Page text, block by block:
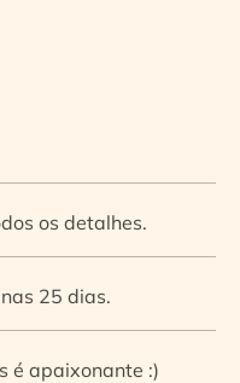
os detalhes.
25 dias.
é apaixonante :)